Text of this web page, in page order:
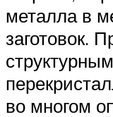
металла в
заготовок.
во многом